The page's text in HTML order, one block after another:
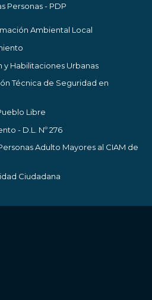
Personas - PDP
Ambiental Local
y Habilitaciones Urbanas
Técnica de Seguridad en
Libre
- D.L. Nº 276
Adulto Mayores al CIAM de
Ciudadana